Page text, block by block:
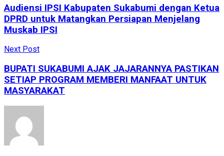
Audiensi IPSI Kabupaten Sukabumi dengan Ketua
DPRD untuk Matangkan Persiapan Menjelang
Muskab IPSI
Next Post
BUPATI SUKABUMI AJAK JAJARANNYA PASTIKAN
SETIAP PROGRAM MEMBERI MANFAAT UNTUK
MASYARAKAT